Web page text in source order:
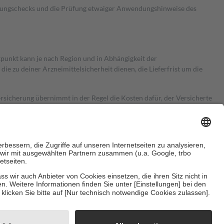
und die Prüfung etwaiger Anwendungshinweise des
kann je nach Region und in Abhängigkeit der
zu deiner Arzneimittelsicherheit dienen, die Lieferfrist um die
übernimmt in der Regel die Kosten dafür, der Versicherte
Es sind jedoch nie mehr als die tatsächlichen Kosten der Leistung
Zuzahlungen
dass es sich um echte Bewertungen handelt. Mehr